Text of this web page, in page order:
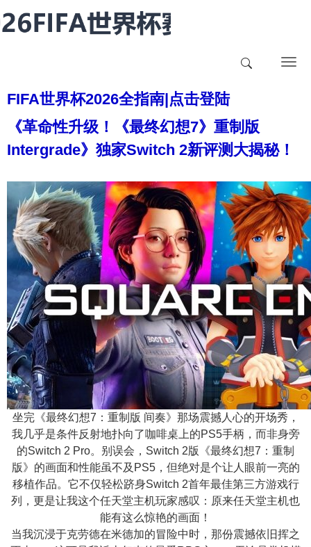
T
a
v
i
g
a
t
i
o
n
FIFA世界杯2026全指南|点击登陆
《革命性升级！《最终幻想7》重制版
Intergrade》独家Switch 2新评测大揭秘！
坐完《最终幻想7：重制版 间奏》那场震撼人心的开场秀，
我几乎是条件反射地扑向了咖啡桌上的PS5手柄，而非身旁
的Switch 2 Pro。别误会，Switch 2版《最终幻想7：重制
版》的画面和性能虽不及PS5，但绝对是个让人眼前一亮的
移植作品。它不仅轻松跻身Switch 2首年最佳第三方游戏行
列，更是让我这个任天堂主机玩家感叹：原来任天堂主机也
能有这么惊艳的画面！
当我沉浸于克劳德在米德加的冒险中时，那份震撼依旧挥之